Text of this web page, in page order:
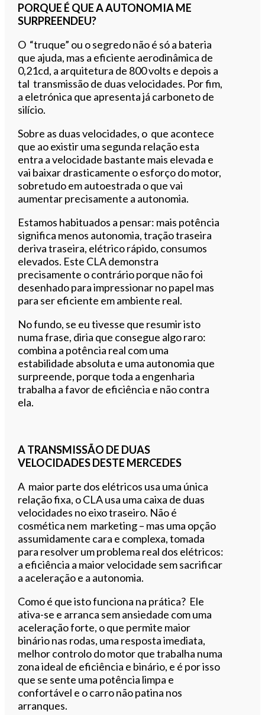
PORQUE É QUE A AUTONOMIA ME
SURPREENDEU?
O “truque” ou o segredo não é só a bateria
que ajuda, mas a eficiente aerodinâmica de
0,21cd, a arquitetura de 800 volts e depois a
tal transmissão de duas velocidades. Por fim,
a eletrónica que apresenta já carboneto de
silício.
Sobre as duas velocidades, o que acontece
que ao existir uma segunda relação esta
entra a velocidade bastante mais elevada e
vai baixar drasticamente o esforço do motor,
sobretudo em autoestrada o que vai
aumentar precisamente a autonomia.
Estamos habituados a pensar: mais potência
significa menos autonomia, tração traseira
deriva traseira, elétrico rápido, consumos
elevados. Este CLA demonstra
precisamente o contrário porque não foi
desenhado para impressionar no papel mas
para ser eficiente em ambiente real.
No fundo, se eu tivesse que resumir isto
numa frase, diria que consegue algo raro:
combina a potência real com uma
estabilidade absoluta e uma autonomia que
surpreende, porque toda a engenharia
trabalha a favor de eficiência e não contra
ela.
A TRANSMISSÃO DE DUAS
VELOCIDADES DESTE MERCEDES
A maior parte dos elétricos usa uma única
relação fixa, o CLA usa uma caixa de duas
velocidades no eixo traseiro. Não é
cosmética nem marketing – mas uma opção
assumidamente cara e complexa, tomada
para resolver um problema real dos elétricos:
a eficiência a maior velocidade sem sacrificar
a aceleração e a autonomia.
Como é que isto funciona na prática? Ele
ativa-se e arranca sem ansiedade com uma
aceleração forte, o que permite maior
binário nas rodas, uma resposta imediata,
melhor controlo do motor que trabalha numa
zona ideal de eficiência e binário, e é por isso
que se sente uma potência limpa e
confortável e o carro não patina nos
arranques.